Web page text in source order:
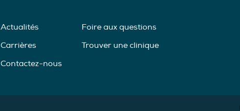
Actualités
Carrières
Contactez-nous
Foire aux questions
Trouver une clinique